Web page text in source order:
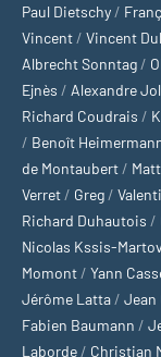
Paul Dietschy /
Vincent / Vincent
Albrecht Sonntag /
Ejnès / Alexandre
Richard Coudrais /
/ Benoît
de Montaubert /
Verret / Greg /
Richard Duhautois /
Nicolas Kssis-Martov
Momont / Yann
Jérôme Latta / Jean
Fabien Baumann /
Laborde / Christian